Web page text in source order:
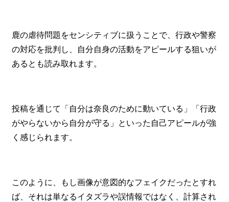
鹿の虐待問題をセンシティブに扱うことで、行政や警察
の対応を批判し、自分自身の活動をアピールする狙いが
あるとも読み取れます。
投稿を通じて「自分は奈良のために動いている」「行政
がやらないから自分が守る」といった自己アピールが強
く感じられます。
このように、もし画像が意図的なフェイクだったとすれ
ば、それは単なるイタズラや誤情報ではなく、計算され